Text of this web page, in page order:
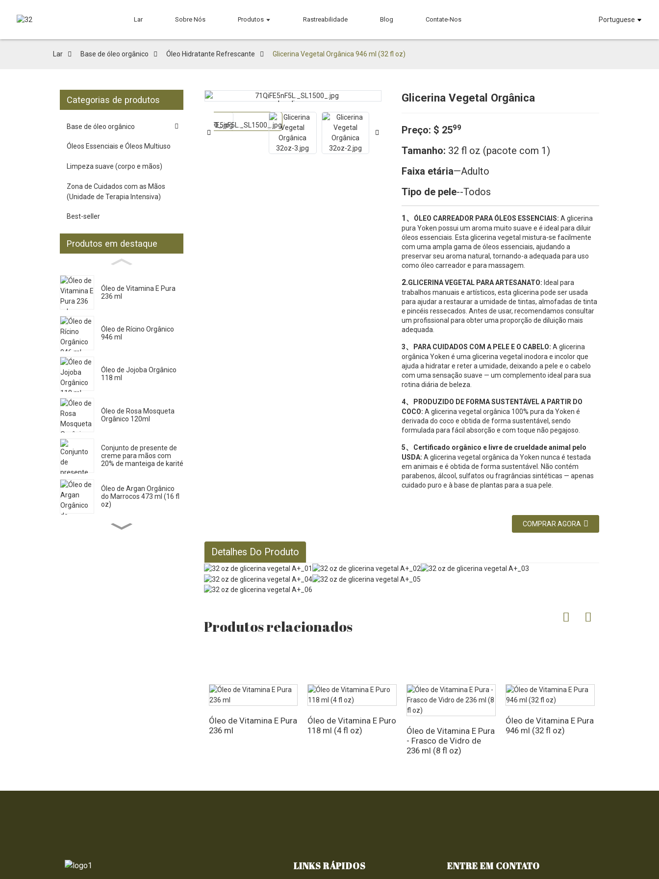
Lar Sobre Nós Produtos Rastreabilidade Blog Contate-Nos Portuguese
Lar Base de óleo orgânico Óleo Hidratante Refrescante Glicerina Vegetal Orgânica 946 ml (32 fl oz)
Categorias de produtos
Base de óleo orgânico
Óleos Essenciais e Óleos Multiuso
Limpeza suave (corpo e mãos)
Zona de Cuidados com as Mãos
(Unidade de Terapia Intensiva)
Best-seller
Produtos em destaque
Óleo de Vitamina E Pura
236 ml
Óleo de Rícino Orgânico
946 ml
Óleo de Jojoba Orgânico
118 ml
Óleo de Rosa Mosqueta
Orgânico 120ml
Conjunto de presente de
creme para mãos com
20% de manteiga de karité
Óleo de Argan Orgânico
do Marrocos 473 ml (16 fl
oz)
Loading...
Loading... Loading...
Loading... Loading...
Loading...
Glicerina Vegetal Orgânica
Preço: $ 2599
Tamanho: 32 fl oz (pacote com 1)
Faixa etária—Adulto
Tipo de pele--Todos
1、 ÓLEO CARREADOR PARA ÓLEOS ESSENCIAIS: A glicerina
pura Yoken possui um aroma muito suave e é ideal para diluir
óleos essenciais. Esta glicerina vegetal mistura-se facilmente
com uma ampla gama de óleos essenciais, ajudando a
preservar seu aroma natural, tornando-a adequada para uso
como óleo carreador e para massagem.
2.GLICERINA VEGETAL PARA ARTESANATO: Ideal para
trabalhos manuais e artísticos, esta glicerina pode ser usada
para ajudar a restaurar a umidade de tintas, almofadas de tinta
e pincéis ressecados. Antes de usar, recomendamos consultar
um profissional para obter uma proporção de diluição mais
adequada.
3、 PARA CUIDADOS COM A PELE E O CABELO: A glicerina
orgânica Yoken é uma glicerina vegetal inodora e incolor que
ajuda a hidratar e reter a umidade, deixando a pele e o cabelo
com uma sensação suave — um complemento ideal para sua
rotina diária de beleza.
4、
PRODUZIDO DE FORMA SUSTENTÁVEL A PARTIR DO
COCO: A glicerina vegetal orgânica 100% pura da Yoken é
derivada do coco e obtida de forma sustentável, sendo
formulada para fácil absorção e com toque não pegajoso.
5、
Certificado orgânico e livre de crueldade animal pelo
USDA: A glicerina vegetal orgânica da Yoken nunca é testada
em animais e é obtida de forma sustentável. Não contém
parabenos, álcool, sulfatos ou fragrâncias sintéticas — apenas
cuidado puro e à base de plantas para a sua pele.
COMPRAR AGORA
Detalhes Do Produto
Produtos relacionados
Óleo de Vitamina E Pura
236 ml
Óleo de Vitamina E Puro
118 ml (4 fl oz)
Óleo de Vitamina E Pura
- Frasco de Vidro de
236 ml (8 fl oz)
Óleo de Vitamina E Pura
946 ml (32 fl oz)
LINKS RÁPIDOS ENTRE EM CONTATO